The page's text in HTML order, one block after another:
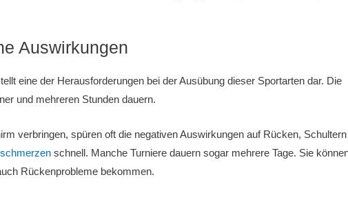
Auswirkungen
eine der Herausforderungen bei der Ausübung dieser Sportarten dar. Die
und mehreren Stunden dauern.
verbringen, spüren oft die negativen Auswirkungen auf Rücken,
schmerzen schnell. Manche Turniere dauern sogar mehrere Tage. Sie
Rückenprobleme bekommen.